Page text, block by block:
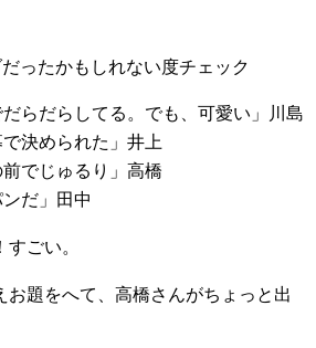
ったかもしれない度チェック
だらだらしてる。でも、可愛い」川島
で決められた」井上
前でじゅるり」高橋
ンだ」田中
ごい。
お題をへて、高橋さんがちょっと出